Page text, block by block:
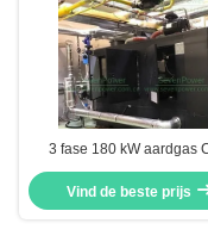
3 fase 180 kW aardgas
gecombineerde warmte-
met warmte-
Deutz motor
Vind de beste prijs